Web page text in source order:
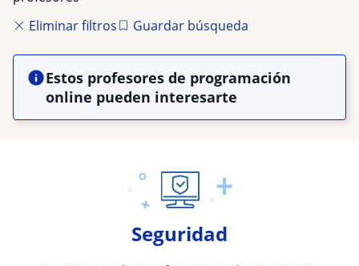
Eliminar filtros
Guardar búsqueda
Estos profesores de programación
online pueden interesarte
Seguridad